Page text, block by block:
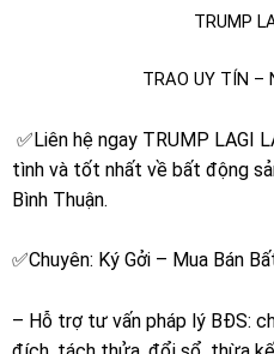
TRUMP
TRAO UY TÍN –
✅Liên hệ ngay TRUMP LAGI
tình và tốt nhất về bất động
Bình Thuận.
✅Chuyên: Ký Gởi – Mua Bán
– Hỗ trợ tư vấn pháp lý BĐS: